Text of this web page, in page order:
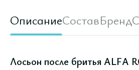
ОписаниеСоставБренд
Лосьон после бритья ALFA